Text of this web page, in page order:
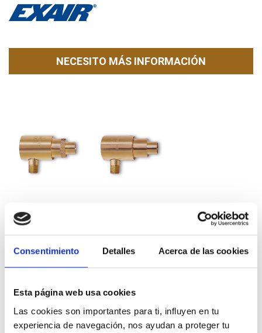
Consentimiento Detalles Acerca de las cookies
Esta página web usa cookies
Las cookies son importantes para ti, influyen en tu
experiencia de navegación, nos ayudan a proteger tu
NECESITO MÁS INFORMACIÓN
DESCARGAR FICHA PARA VER TODA LA